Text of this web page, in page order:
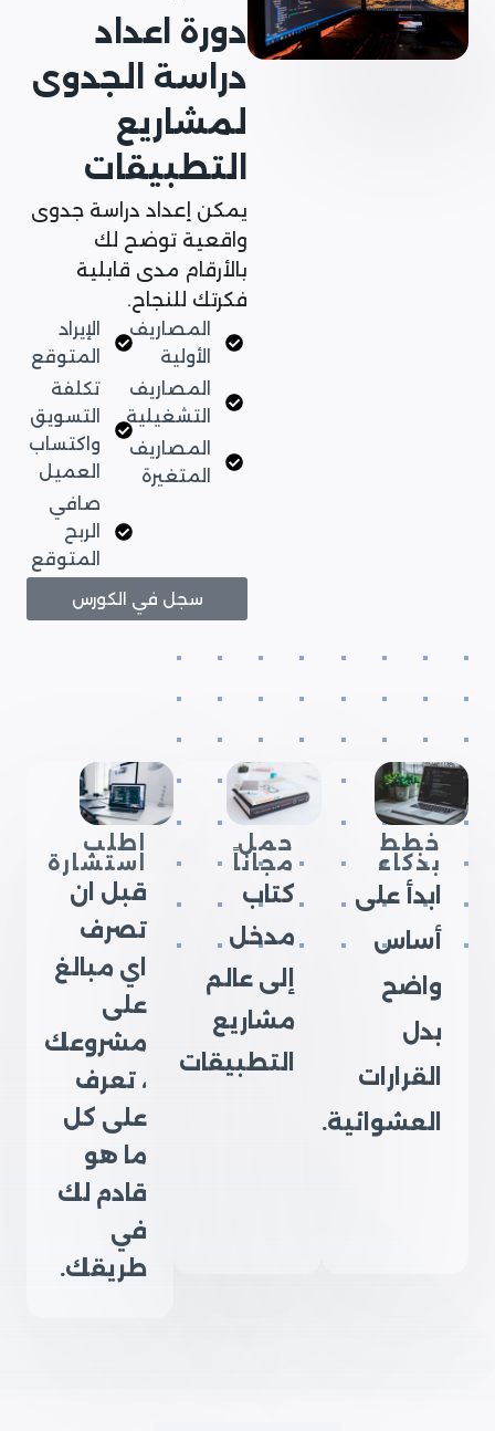
دورة اعداد
دراسة الجدوى
لمشاريع
التطبيقات
يمكن إعداد دراسة جدوى
واقعية توضح لك
بالأرقام مدى قابلية
فكرتك للنجاح.
المصاريف
الأولية
المصاريف
التشغيلية
المصاريف
المتغيرة
الإيراد
المتوقع
تكلفة
التسويق
واكتساب
العميل
صافي
الربح
المتوقع
سجل في الكورس
خطط
بذكاء
ابدأ على
أساس
واضح
بدل
القرارات
العشوائية.
حمل
مجاناً
كتاب
مدخل
إلى عالم
مشاريع
التطبيقات
اطلب
استشارة
قبل ان
تصرف
اي مبالغ
على
مشروعك
، تعرف
على كل
ما هو
قادم لك
في
طريقك.